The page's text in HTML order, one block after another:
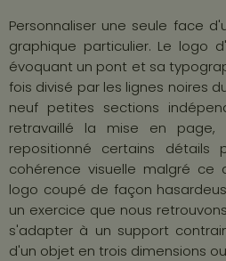
Personnaliser une seule face
graphique particulier. Le logo
évoquant un pont et sa
fois divisé par les lignes noires
neuf petites sections
retravaillé la mise en
repositionné certains détails
cohérence visuelle malgré ce
logo coupé de façon
un exercice que nous
s'adapter à un support
d'un objet en trois dimensions